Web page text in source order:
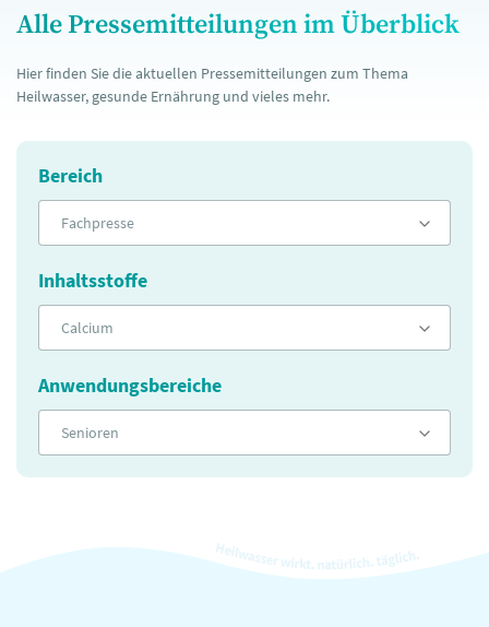
Alle Pressemitteilungen im Überblick
Hier finden Sie die aktuellen Pressemitteilungen zum Thema
Heilwasser, gesunde Ernährung und vieles mehr.
Bereich
Fachpresse
Inhaltsstoffe
Calcium
Anwendungsbereiche
Senioren